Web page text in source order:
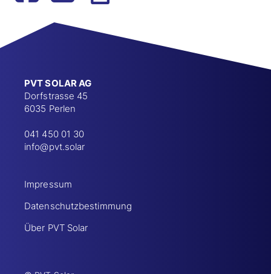
PVT SOLAR AG
Dorfstrasse 45
6035 Perlen
041 450 01 30
info@pvt.solar
Impressum
Datenschutzbestimmung
Über PVT Solar